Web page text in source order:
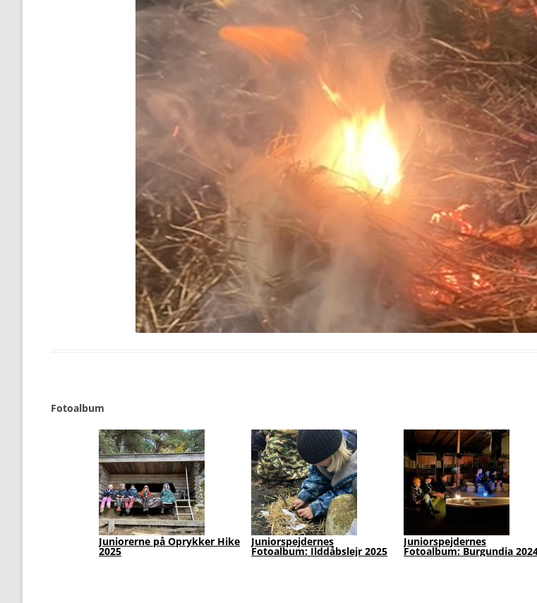
Fotoalbum
Familiedag med Galleri: Nord-Syd-Øst-Vest -
Juniorflokken læser Kort
Galleri: Juniorerne Tilbereder
og Smager på Årstidens
Grønt
Påsketur